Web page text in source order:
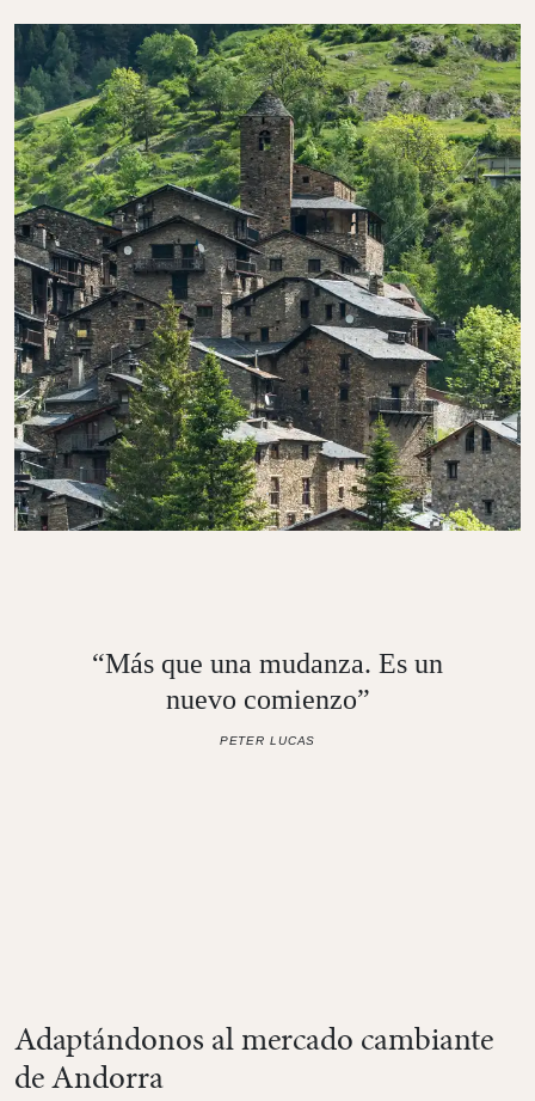
“Más que una mudanza. Es un
nuevo comienzo”
PETER LUCAS
Adaptándonos al mercado cambiante
de Andorra